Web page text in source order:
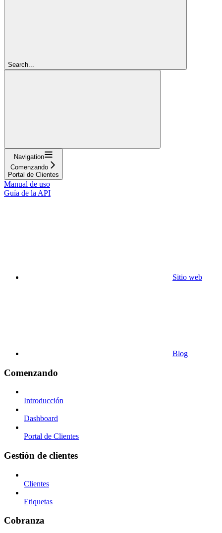
Search...
Navigation
Comenzando
Portal de Clientes
Manual de uso
Guía de la API
Sitio web
Blog
Comenzando
Introducción
Dashboard
Portal de Clientes
Gestión de clientes
Clientes
Etiquetas
Cobranza